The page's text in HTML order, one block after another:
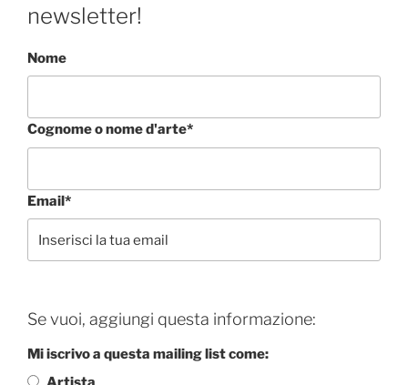
newsletter!
Nome
Cognome o nome d'arte*
Email*
Se vuoi, aggiungi questa informazione:
Mi iscrivo a questa mailing list come: